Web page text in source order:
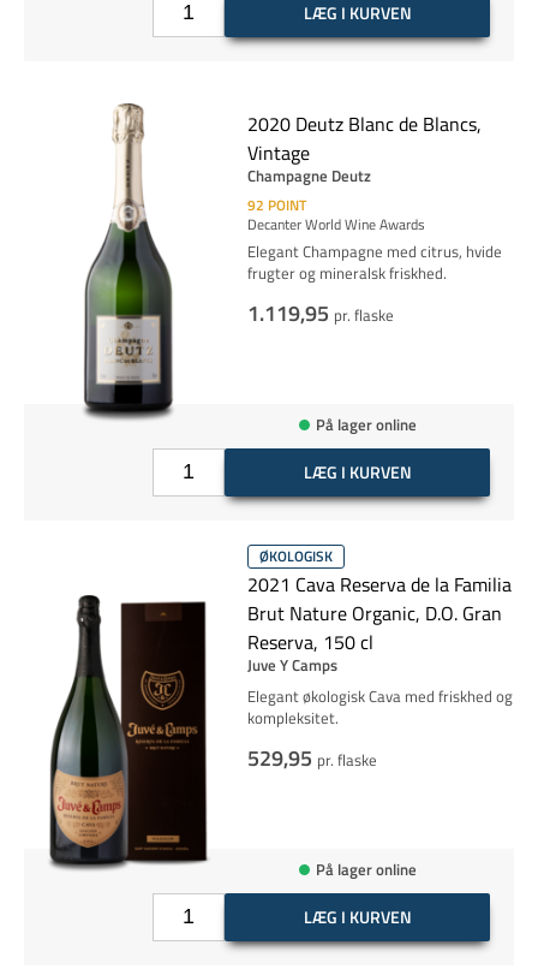
LÆG I KURVEN
2020 Deutz Blanc de Blancs,
Vintage
Champagne Deutz
92 POINT
Decanter World Wine Awards
Elegant Champagne med citrus, hvide
frugter og mineralsk friskhed.
1.119,95 pr. flaske
På lager online
LÆG I KURVEN
ØKOLOGISK
2021 Cava Reserva de la Familia
Brut Nature Organic, D.O. Gran
Reserva, 150 cl
Juve Y Camps
Elegant økologisk Cava med friskhed og
kompleksitet.
529,95 pr. flaske
På lager online
LÆG I KURVEN